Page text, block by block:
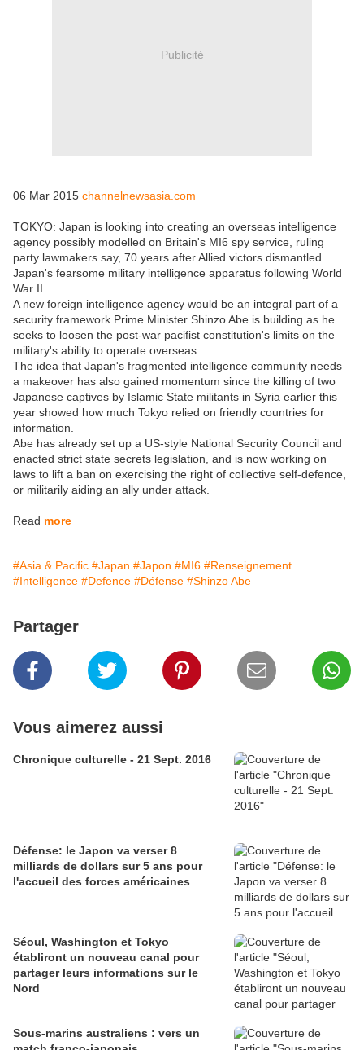
Publicité
06 Mar 2015 channelnewsasia.com
TOKYO: Japan is looking into creating an overseas intelligence
agency possibly modelled on Britain's MI6 spy service, ruling
party lawmakers say, 70 years after Allied victors dismantled
Japan's fearsome military intelligence apparatus following World
War II.
A new foreign intelligence agency would be an integral part of a
security framework Prime Minister Shinzo Abe is building as he
seeks to loosen the post-war pacifist constitution's limits on the
military's ability to operate overseas.
The idea that Japan's fragmented intelligence community needs
a makeover has also gained momentum since the killing of two
Japanese captives by Islamic State militants in Syria earlier this
year showed how much Tokyo relied on friendly countries for
information.
Abe has already set up a US-style National Security Council and
enacted strict state secrets legislation, and is now working on
laws to lift a ban on exercising the right of collective self-defence,
or militarily aiding an ally under attack.
Read more
#Asia & Pacific #Japan #Japon #MI6 #Renseignement
#Intelligence #Defence #Défense #Shinzo Abe
Partager
Vous aimerez aussi
Chronique culturelle - 21 Sept. 2016
Défense: le Japon va verser 8
milliards de dollars sur 5 ans pour
l'accueil des forces américaines
Séoul, Washington et Tokyo
établiront un nouveau canal pour
partager leurs informations sur le
Nord
Sous-marins australiens : vers un